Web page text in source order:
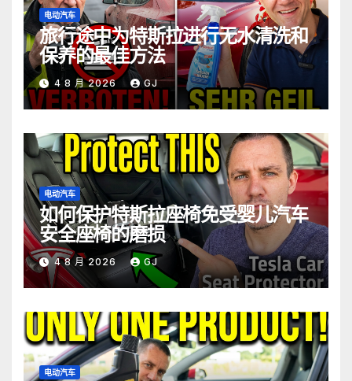
电动汽车
旅行途中为特斯拉进行无水清洗和
保养的最佳方法
4 8 月 2026 GJ
电动汽车
如何保护特斯拉座椅免受婴儿汽车
安全座椅的磨损
4 8 月 2026 GJ
电动汽车